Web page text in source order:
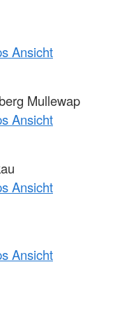
Ansicht
Mullewap
Ansicht
Ansicht
Ansicht